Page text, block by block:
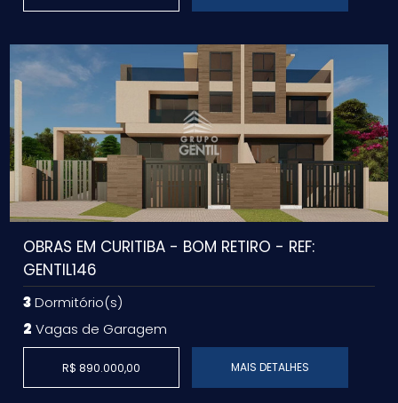
OBRAS EM CURITIBA - BOM RETIRO - REF:
GENTIL146
3Dormitório(s)
2 Vagas de Garagem
R$ 890.000,00 MAIS DETALHES